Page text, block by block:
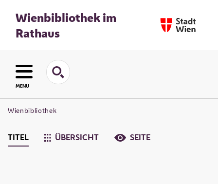
Wienbibliothek im
Rathaus
MENU
Wienbibliothek
TITEL ÜBERSICHT SEITE